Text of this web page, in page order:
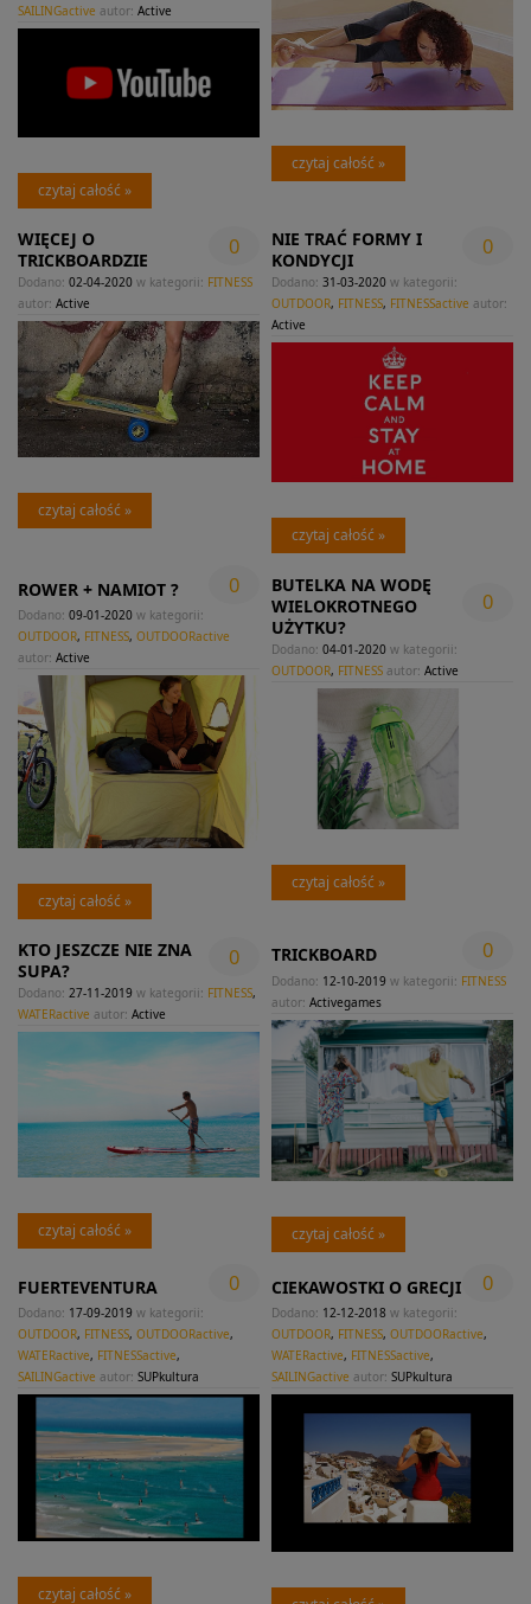
SAILINGactive autor: Active
czytaj całość »
czytaj całość »
WIĘCEJ O
TRICKBOARDZIE
0
Dodano: 02-04-2020 w kategorii: FITNESS
autor: Active
czytaj całość »
NIE TRAĆ FORMY I
KONDYCJI
0
Dodano: 31-03-2020 w kategorii:
OUTDOOR, FITNESS, FITNESSactive autor:
Active
czytaj całość »
ROWER + NAMIOT ? 0
Dodano: 09-01-2020 w kategorii:
OUTDOOR, FITNESS, OUTDOORactive
autor: Active
czytaj całość »
BUTELKA NA WODĘ
WIELOKROTNEGO
UŻYTKU?
0
Dodano: 04-01-2020 w kategorii:
OUTDOOR, FITNESS autor: Active
czytaj całość »
KTO JESZCZE NIE ZNA
SUPA?
0
Dodano: 27-11-2019 w kategorii: FITNESS,
WATERactive autor: Active
czytaj całość »
TRICKBOARD 0
Dodano: 12-10-2019 w kategorii: FITNESS
autor: Activegames
czytaj całość »
FUERTEVENTURA 0
Dodano: 17-09-2019 w kategorii:
OUTDOOR, FITNESS, OUTDOORactive,
WATERactive, FITNESSactive,
SAILINGactive autor: SUPkultura
czytaj całość »
CIEKAWOSTKI O GRECJI 0
Dodano: 12-12-2018 w kategorii:
OUTDOOR, FITNESS, OUTDOORactive,
WATERactive, FITNESSactive,
SAILINGactive autor: SUPkultura